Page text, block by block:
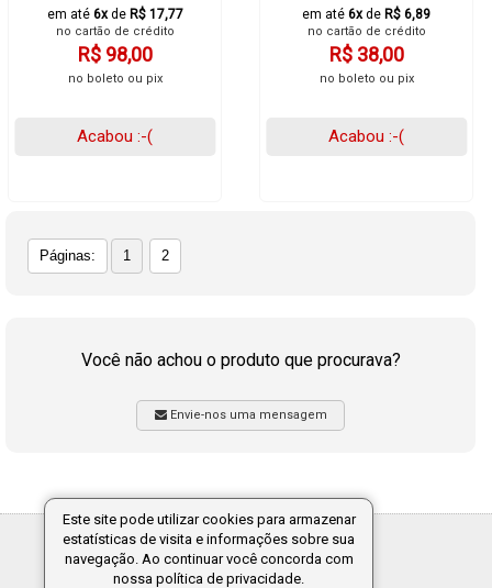
em até 6xde R$ 17,77
no cartão de crédito
R$ 98,00
no boleto ou pix
Acabou :-(
em até 6xde R$ 6,89
no cartão de crédito
R$ 38,00
no boleto ou pix
Acabou :-(
Páginas: 1 2
Você não achou o produto que procurava?
Envie-nos uma mensagem
Tecnologia:
Este site pode utilizar cookies para armazenar
estatísticas de visita e informações sobre sua
navegação. Ao continuar você concorda com
nossa política de privacidade.